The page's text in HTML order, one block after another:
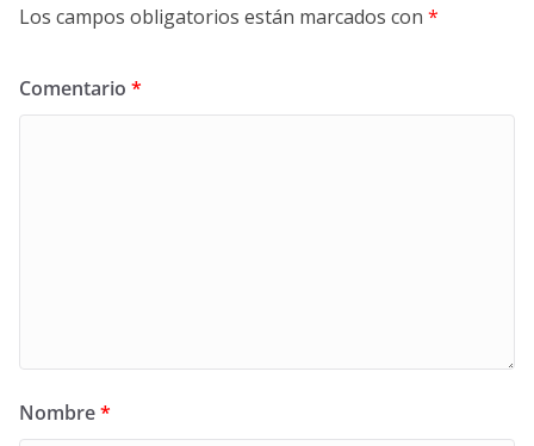
Los campos obligatorios están marcados con *
Comentario *
Nombre*